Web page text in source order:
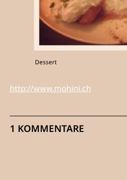
Dessert
http://www.mohini.ch
1 KOMMENTARE